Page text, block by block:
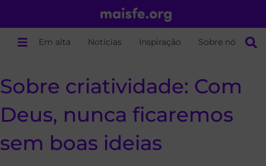
Em alta Notícias Inspiração Sobre nós
Sobre criatividade: Com
Deus, nunca ficaremos
sem boas ideias